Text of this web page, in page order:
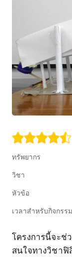
ทรัพยากร
วิชา
หัวข้อ
เวลาสำหรับกิจกรรม
โครงการนี้จะช่
สนใจทางวิชาฟิ